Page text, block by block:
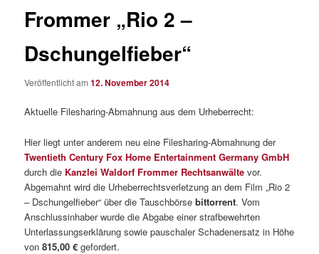
Frommer „Rio 2 –
Dschungelfieber“
Veröffentlicht am12. November 2014
Aktuelle Filesharing-Abmahnung aus dem Urheberrecht:
Hier liegt unter anderem neu eine Filesharing-Abmahnung der
Twentieth Century Fox Home Entertainment Germany GmbH
durch die Kanzlei Waldorf Frommer Rechtsanwälte vor.
Abgemahnt wird die Urheberrechtsverletzung an dem Film „Rio 2
– Dschungelfieber“ über die Tauschbörsebittorrent. Vom
Anschlussinhaber wurde die Abgabe einer strafbewehrten
Unterlassungserklärung sowie pauschaler Schadenersatz in Höhe
von815,00 € gefordert.